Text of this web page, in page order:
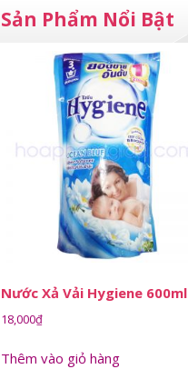
Sản Phẩm Nổi Bật
Nước Xả Vải Hygiene 600ml
18,000₫
Thêm vào giỏ hàng